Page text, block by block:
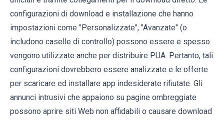
configurazioni di download e installazione che hanno
impostazioni come "Personalizzate", "Avanzate" (o
includono caselle di controllo) possono essere e spesso
vengono utilizzate anche per distribuire PUA. Pertanto, tali
configurazioni dovrebbero essere analizzate e le offerte
per scaricare ed installare app indesiderate rifiutate. Gli
annunci intrusivi che appaiono su pagine ombreggiate
possono aprire siti Web non affidabili o causare download